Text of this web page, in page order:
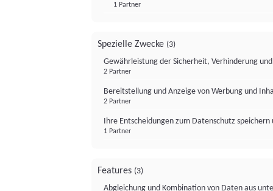
1 Partner
Spezielle Zwecke (3)
Gewährleistung der Sicherheit, Verhinderung
2 Partner
Bereitstellung und Anzeige von Werbung und
2 Partner
Ihre Entscheidungen zum Datenschutz
1 Partner
Features (3)
Abgleichung und Kombination von Daten aus